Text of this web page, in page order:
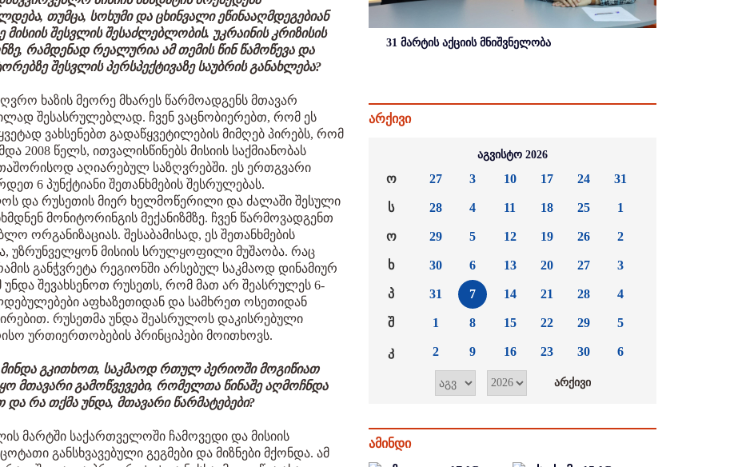
თუმცა, სოხუმი და ცხინვალი ეწინააღმდეგებიან
შესვლის შესაძლებლობის. უკრაინის კრიზისის
რამდენად რეალურია ამ თემის წინ წამოწევა და
შესვლის პერსპექტივაზე საუბრის განახლება?
ხაზის მეორე მხარეს წარმოადგენს მთავარ
შესასრულებლად. ჩვენ ვაცნობიერებთ, რომ ეს
ვახსენებთ გადაწყვეტილების მიმღებ პირებს, რომ
2008 წელს, ითვალისწინებს მისიის საქმიანობას
აღიარებულ საზღვრებში. ეს ერთგვარი
6 პუნქტიანი შეთანხმების შესრულებას.
და რუსეთის მიერ ხელმოწერილი და ძალაში შესული
მონიტორინგის მექანიზმზე. ჩვენ წარმოვადგენთ
ორგანიზაციას. შესაბამისად, ეს შეთანხმების
უზრუნველყონ მისიის სრულყოფილი მუშაობა. რაც
განჭვრეტა რეგიონში არსებულ საკმაოდ დინამიურ
შევახსენოთ რუსეთს, რომ მათ არ შეასრულეს 6-
აფხაზეთიდან და სამხრეთ ოსეთიდან
რუსეთმა უნდა შეასრულოს დაკისრებული
ურთიერთობების პრინციპები მოითხოვს.
გკითხოთ, საკმაოდ რთულ პერიოში მოგიწიათ
მთავარი გამოწვევები, რომელთა წინაშე აღმოჩნდა
რა თქმა უნდა, მთავარი წარმატებები?
მარტში საქართველოში ჩამოვედი და მისიის
განსხვავებული გეგმები და მიზნები მქონდა. ამ
31 მარტის აქციის მნიშვნელობა
არქივი
აგვისტო 2026
ო
ს
ო
ხ
პ
შ
კ
27
28
29
30
31
1
2
3
4
5
6
7
8
9
10
11
12
13
14
15
16
17
18
19
20
21
22
23
24
25
26
27
28
29
30
31
1
2
3
4
5
6
ამინდი